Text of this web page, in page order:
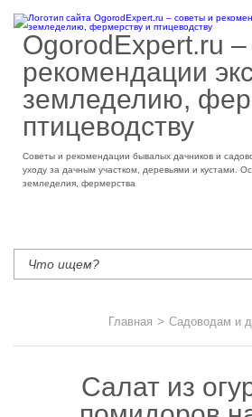
OgorodExpert.ru
рекомендации
земледелию,
птицеводству
Советы и рекомендации бывалых дачников и
уходу за дачным участком, деревьями и кустами.
земледелия, фермерства
Главная > Садоводам и
Салат из